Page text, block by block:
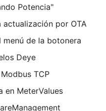
Potencia"
actualización por OTA
menú de la botonera
Deye
TCP
en MeterValues